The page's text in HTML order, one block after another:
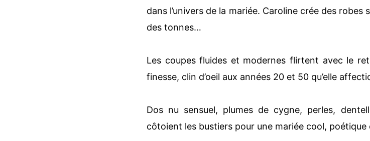
dans l’univers de la mariée. Caroline crée des
des tonnes…
Les coupes fluides et modernes flirtent avec le
finesse, clin d’oeil aux années 20 et 50 qu’elle
Dos nu sensuel, plumes de cygne, perles,
côtoient les bustiers pour une mariée cool,